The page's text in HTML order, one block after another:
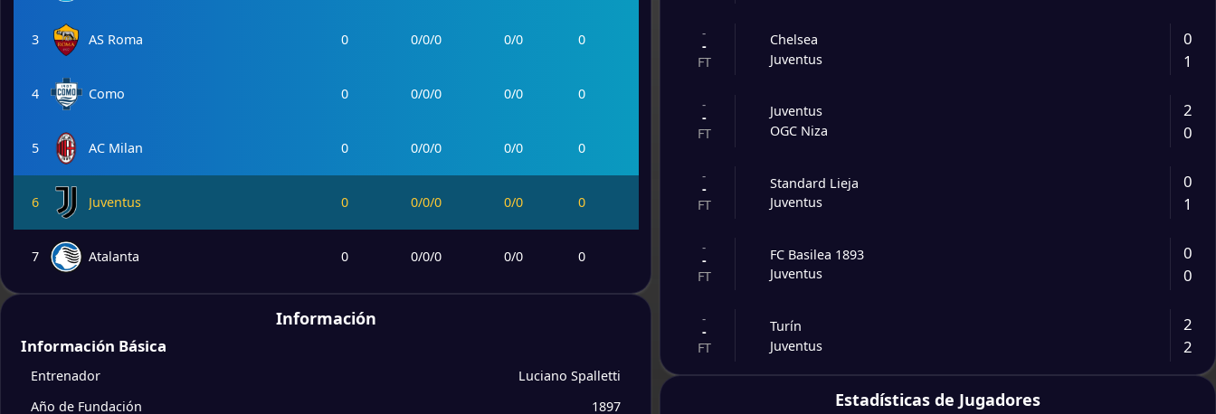
3 AS Roma 0 0/0/0 0/0 0
4 Como 0 0/0/0 0/0 0
5 AC Milan 0 0/0/0 0/0 0
6 Juventus 0 0/0/0 0/0 0
7 Atalanta 0 0/0/0 0/0 0
Información
Información Básica
Entrenador
Luciano Spalletti
Año de Fundación
1897
-
-
FT
Chelsea
Juventus
0
1
-
-
FT
Juventus
OGC Niza
2
0
-
-
FT
Standard Lieja
Juventus
0
1
-
-
FT
FC Basilea 1893
Juventus
0
0
-
-
FT
Turín
Juventus
2
2
Estadísticas de Jugadores